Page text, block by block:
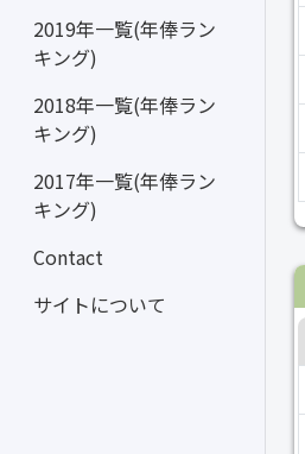
2019年一覧(年俸ラン
キング)
2018年一覧(年俸ラン
キング)
2017年一覧(年俸ラン
キング)
Contact
サイトについて